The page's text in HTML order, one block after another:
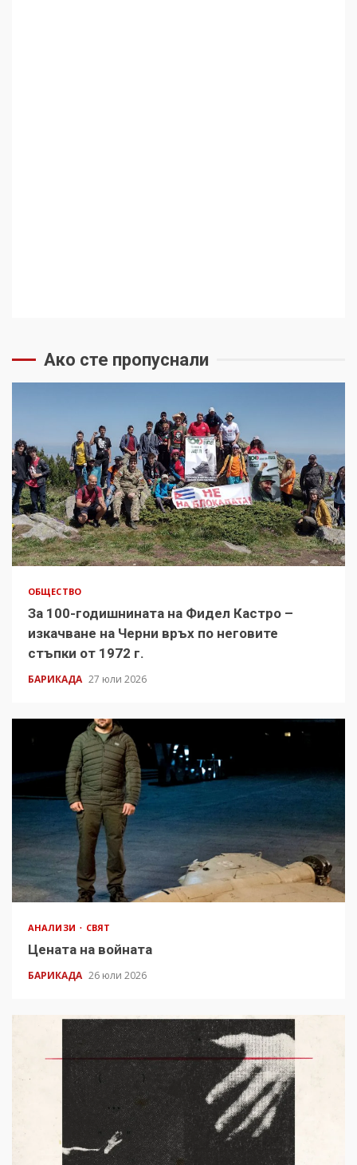
Ако сте пропуснали
ОБЩЕСТВО
За 100-годишнината на Фидел Кастро –
изкачване на Черни връх по неговите
стъпки от 1972 г.
БАРИКАДА 27 юли 2026
АНАЛИЗИ СВЯТ
Цената на войната
БАРИКАДА 26 юли 2026